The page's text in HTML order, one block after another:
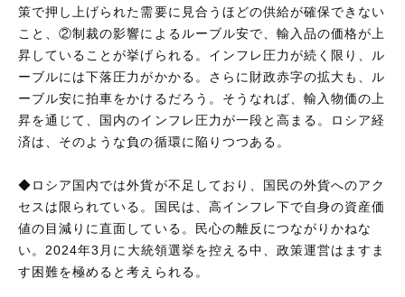
策で押し上げられた需要に見合うほどの供給が確保できない
こと、②制裁の影響によるルーブル安で、輸入品の価格が上
昇していることが挙げられる。インフレ圧力が続く限り、ル
ーブルには下落圧力がかかる。さらに財政赤字の拡大も、ル
ーブル安に拍車をかけるだろう。そうなれば、輸入物価の上
昇を通じて、国内のインフレ圧力が一段と高まる。ロシア経
済は、そのような負の循環に陥りつつある。
◆ロシア国内では外貨が不足しており、国民の外貨へのアク
セスは限られている。国民は、高インフレ下で自身の資産価
値の目減りに直面している。民心の離反につながりかねな
い。2024年3月に大統領選挙を控える中、政策運営はますま
す困難を極めると考えられる。